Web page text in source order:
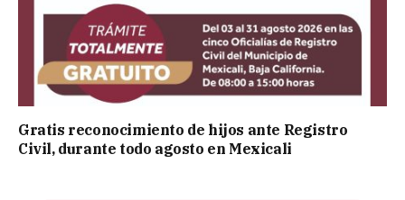
Gratis reconocimiento de hijos ante Registro
Civil, durante todo agosto en Mexicali